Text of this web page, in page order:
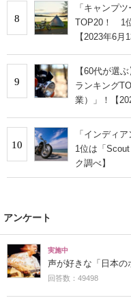
8
「キャンプ
TOP20！ 1
【2023年6月
9
【60代が選
ランキング
業）」！【
10
「インディ
1位は「
ク調べ】
アンケート
実施中
声が好きな「日本の
回答数：49498